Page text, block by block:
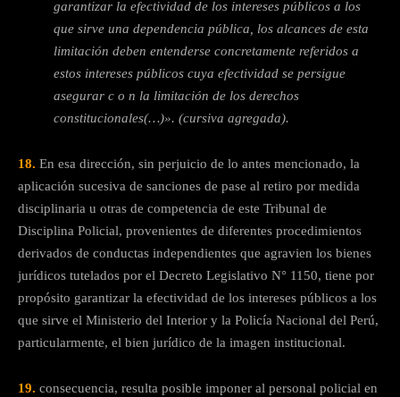
garantizar la efectividad de los intereses públicos a los
que sirve una dependencia pública, los alcances de esta
limitación deben entenderse concretamente referidos a
estos intereses públicos cuya efectividad se persigue
asegurar c o n la limitación de los derechos
constitucionales(…)». (cursiva agregada).
18. En esa dirección, sin perjuicio de lo antes mencionado, la
aplicación sucesiva de sanciones de pase al retiro por medida
disciplinaria u otras de competencia de este Tribunal de
Disciplina Policial, provenientes de diferentes procedimientos
derivados de conductas independientes que agravien los bienes
jurídicos tutelados por el Decreto Legislativo N° 1150, tiene por
propósito garantizar la efectividad de los intereses públicos a los
que sirve el Ministerio del Interior y la Policía Nacional del Perú,
particularmente, el bien jurídico de la imagen institucional.
19. consecuencia, resulta posible imponer al personal policial en